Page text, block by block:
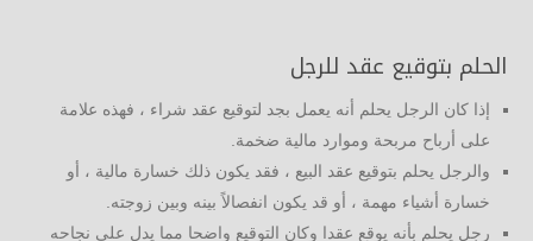
الحلم بتوقيع عقد للرجل
إذا كان الرجل يحلم أنه يعمل بجد لتوقيع عقد شراء ، فهذه علامة
على أرباح مربحة وموارد مالية ضخمة.
والرجل يحلم بتوقيع عقد البيع ، فقد يكون ذلك خسارة مالية ، أو
خسارة أشياء مهمة ، أو قد يكون انفصالاً بينه وبين زوجته.
رجل يحلم بأنه يوقع عقدا وكان التوقيع واضحا مما يدل على نجاحه